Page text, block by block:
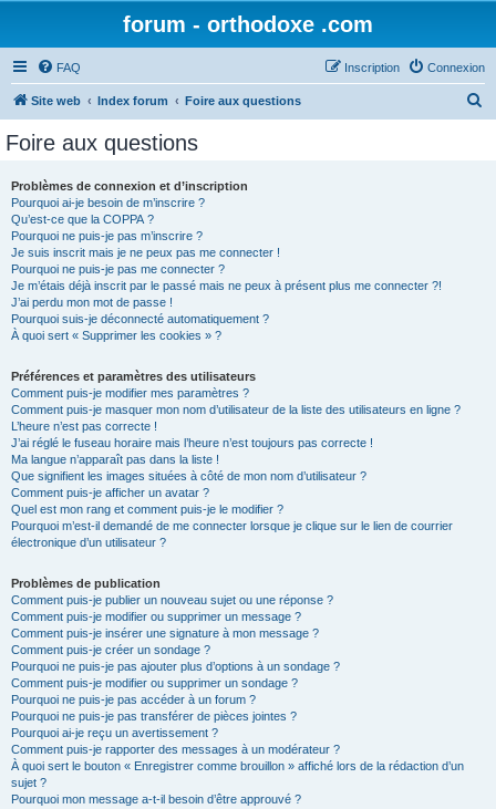
forum - orthodoxe .com
FAQ Connexion
Inscription
Site web Index forum Foire aux questions
Foire aux questions
Problèmes de connexion et d’inscription
Pourquoi ai-je besoin de m’inscrire ?
Qu’est-ce que la COPPA ?
Pourquoi ne puis-je pas m’inscrire ?
Je suis inscrit mais je ne peux pas me connecter !
Pourquoi ne puis-je pas me connecter ?
Je m’étais déjà inscrit par le passé mais ne peux à présent plus me connecter ?!
J’ai perdu mon mot de passe !
Pourquoi suis-je déconnecté automatiquement ?
À quoi sert « Supprimer les cookies » ?
Préférences et paramètres des utilisateurs
Comment puis-je modifier mes paramètres ?
Comment puis-je masquer mon nom d’utilisateur de la liste des utilisateurs en ligne ?
L’heure n’est pas correcte !
J’ai réglé le fuseau horaire mais l’heure n’est toujours pas correcte !
Ma langue n’apparaît pas dans la liste !
Que signifient les images situées à côté de mon nom d’utilisateur ?
Comment puis-je afficher un avatar ?
Quel est mon rang et comment puis-je le modifier ?
Pourquoi m’est-il demandé de me connecter lorsque je clique sur le lien de courrier
électronique d’un utilisateur ?
Problèmes de publication
Comment puis-je publier un nouveau sujet ou une réponse ?
Comment puis-je modifier ou supprimer un message ?
Comment puis-je insérer une signature à mon message ?
Comment puis-je créer un sondage ?
Pourquoi ne puis-je pas ajouter plus d’options à un sondage ?
Comment puis-je modifier ou supprimer un sondage ?
Pourquoi ne puis-je pas accéder à un forum ?
Pourquoi ne puis-je pas transférer de pièces jointes ?
Pourquoi ai-je reçu un avertissement ?
Comment puis-je rapporter des messages à un modérateur ?
À quoi sert le bouton « Enregistrer comme brouillon » affiché lors de la rédaction d’un
sujet ?
Pourquoi mon message a-t-il besoin d’être approuvé ?